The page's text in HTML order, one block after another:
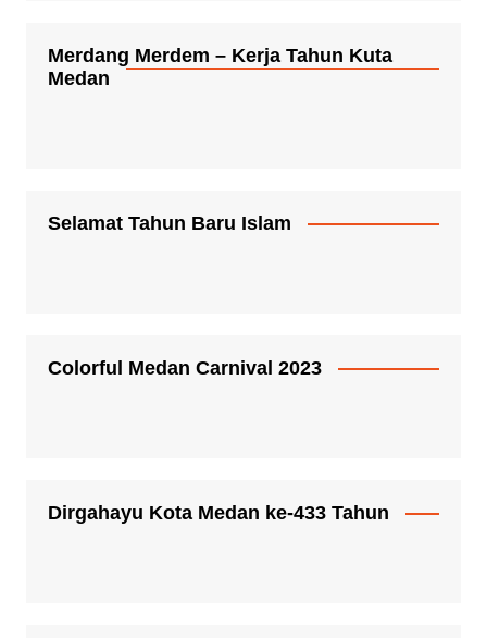
Merdang Merdem – Kerja Tahun Kuta
Medan
Selamat Tahun Baru Islam
Colorful Medan Carnival 2023
Dirgahayu Kota Medan ke-433 Tahun